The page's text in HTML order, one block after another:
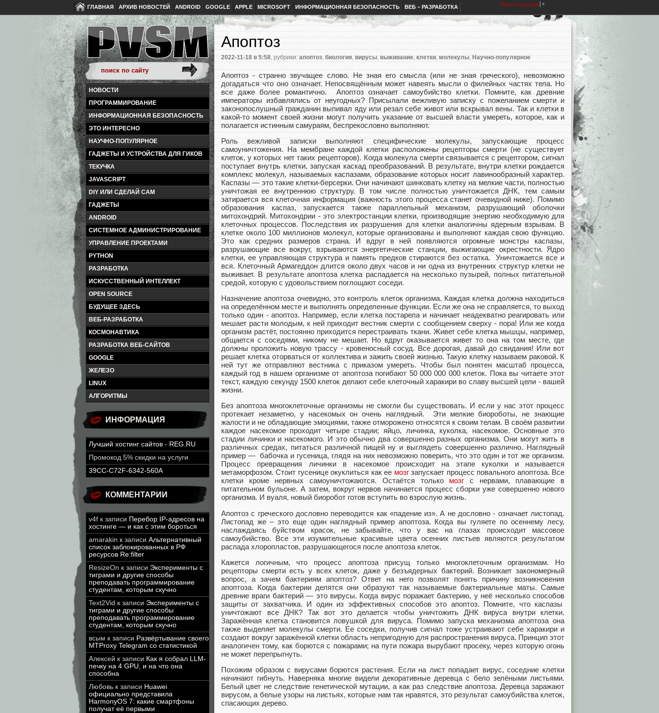
ГЛАВНАЯ АРХИВ НОВОСТЕЙ ANDROID GOOGLE APPLE MICROSOFT ИНФОРМАЦИОННАЯ БЕЗОПАСНОСТЬ ВЕБ – РАЗРАБОТКА Select Language ▼
НОВОСТИ
ПРОГРАММИРОВАНИЕ
ИНФОРМАЦИОННАЯ БЕЗОПАСНОСТЬ
ЭТО ИНТЕРЕСНО
НАУЧНО-ПОПУЛЯРНОЕ
ГАДЖЕТЫ И УСТРОЙСТВА ДЛЯ ГИКОВ
ТЕКУЧКА
JAVASCRIPT
DIY ИЛИ СДЕЛАЙ САМ
ГАДЖЕТЫ
ANDROID
СИСТЕМНОЕ АДМИНИСТРИРОВАНИЕ
УПРАВЛЕНИЕ ПРОЕКТАМИ
PYTHON
РАЗРАБОТКА
ИСКУССТВЕННЫЙ ИНТЕЛЛЕКТ
OPEN SOURCE
БУДУЩЕЕ ЗДЕСЬ
ВЕБ-РАЗРАБОТКА
КОСМОНАВТИКА
РАЗРАБОТКА ВЕБ-САЙТОВ
GOOGLE
ЖЕЛЕЗО
LINUX
АЛГОРИТМЫ
ИНФОРМАЦИЯ
Лучший хостинг сайтов - REG.RU
Промокод 5% скидки на услуги
39CC-C72F-6342-560A
КОММЕНТАРИИ
v4f к записи Перебор IP-адресов на
хостинге — и как с этим бороться
amarakin к записи Альтернативный
список заблокированных в РФ
ресурсов Re:filter
ResizeOn к записи Эксперименты с
тиграми и другие способы
преподавать программирование
студентам, которым скучно
Text2Vid к записи Эксперименты с
тиграми и другие способы
преподавать программирование
студентам, которым скучно
всым к записи Развёртывание своего
MTProxy Telegram со статистикой
Алексей к записи Как я собрал LLM-
печку на 4 GPU, и на что она
способна
Любовь к записи Huawei
официально представила
HarmonyOS 7: какие смартфоны
получат её первыми
Апоптоз
2022-11-18 в 5:58, рубрики: апоптоз, биология, вирусы, выживание, клетки, молекулы, Научно-популярное
Апоптоз - странно звучащее слово. Не зная его смысла (или не зная греческого), невозможно
догадаться что оно означает. Непосвящённым может навеять мысли о филейных частях тела. Но
все даже более романтично. Апоптоз означает самоубийство клетки. Помните, как древние
императоры избавлялись от неугодных? Присылали вежливую записку с пожеланием смерти и
законопослушный гражданин выпивал яду или резал себе живот или вскрывал вены. Так и клетки в
какой-то момент своей жизни могут получить указание от высшей власти умереть, которое, как и
полагается истинным самураям, беспрекословно выполняют.
Роль вежливой записки выполняют специфические молекулы, запускающие процесс
самоуничтожения. На мембране каждой клетки расположены рецепторы смерти (не существует
клеток, у которых нет таких рецепторов). Когда молекула смерти связывается с рецептором, сигнал
поступает внутрь клетки, запуская каскад преобразований. В результате, внутри клетки рождается
комплекс молекул, называемых каспазами, образование которых носит лавинообразный характер.
Каспазы — это такие клетки-берсерки. Они начинают шинковать клетку на мелкие части, полностью
уничтожая ее внутреннюю структуру. В том числе полностью уничтожается ДНК, тем самым
затирается вся клеточная информация (важность этого процесса станет очевидной ниже). Помимо
образования каспаз, запускается также параллельный механизм, разрушающий оболочки
митохондрий. Митохондрии - это электростанции клетки, производящие энергию необходимую для
клеточных процессов. Последствия их разрушения для клетки аналогичны ядерным взрывам. В
клетке около 100 миллионов молекул, которые организованы и выполняют каждая свою функцию.
Это как средних размеров страна. И вдруг в ней появляются огромные монстры каспазы,
разрушающие все вокруг, взрываются энергетические станции, выжигающие окрестности. Ядро
клетки, ее управляющая структура и память предков стираются без остатка. Уничтожается все и
вся. Клеточный Армагеддон длится около двух часов и ни одна из внутренних структур клетки не
выживает. В результате апоптоза клетка распадается на несколько пузырей, полных питательной
средой, которую с удовольствием поглощают соседи.
Назначение апоптоза очевидно, это контроль клеток организма. Каждая клетка должна находиться
на определённом месте и выполнять определенные функции. Если же она не справляется, то выход
только один - апоптоз. Например, если клетка постарела и начинает неадекватно реагировать или
мешает расти молодым, к ней приходит вестник смерти с сообщением сверху - пора! Или же когда
организм растёт, постоянно приходится перестраивать ткани. Живет себе клетка мышцы, например,
общается с соседями, никому не мешает. Но вдруг оказывается живет то она на том месте, где
должны проложить новую трассу - кровеносный сосуд. Все дорогая, давай до свидания! Или вот
решает клетка оторваться от коллектива и зажить своей жизнью. Такую клетку называем раковой. К
ней тут же отправляют вестника с приказом умереть. Чтобы был понятен масштаб процесса,
каждый год в нашем организме от апоптоза погибают 50 000 000 000 клеток. Пока вы читаете этот
текст, каждую секунду 1500 клеток делают себе клеточный харакири во славу высшей цели - вашей
жизни.
Без апоптоза многоклеточные организмы не смогли бы существовать. И если у нас этот процесс
протекает незаметно, у насекомых он очень наглядный. Эти мелкие биороботы, не знающие
жалости и не обладающие эмоциями, также отморожено относятся к своим телам. В своём развитии
каждое насекомое проходит четыре стадии; яйцо, личинка, куколка, насекомое. Основные это
стадии личинки и насекомого. И это обычно два совершенно разных организма. Они могут жить в
различных средах, питаться различной пищей ну и выглядеть совершенно различно. Наглядный
пример — бабочка и гусеница, глядя на них невозможно поверить, что это один и тот же организм.
Процесс превращения личинки в насекомое происходит на этапе куколки и называется
метаморфозом. Стоит гусенице окуклиться как ее мозгзапускает процесс повального апоптоза. Все
клетки кроме нервных самоуничтожаются. Остаётся только мозг с нервами, плавающие в
питательном бульоне. А затем, вокруг нервов начинается процесс сборки уже совершенно нового
организма. И вуаля, новый биоробот готов вступить во взрослую жизнь.
Апоптоз с греческого дословно переводится как «падение из». А не дословно - означает листопад.
Листопад же – это еще один наглядный пример апоптоза. Когда вы гуляете по осеннему лесу,
наслаждаясь буйством красок, не забывайте, что у вас на глазах происходит массовое
самоубийство. Все эти изумительные красивые цвета осенних листьев являются результатом
распада хлоропластов, разрушающегося после апоптоза клеток.
Кажется логичным, что процесс апоптоза присущ только многоклеточным организмам. Но
рецепторы смерти есть у всех клеток, даже у безъядерных бактерий. Возникает закономерный
вопрос, а зачем бактериям апоптоз? Ответ на него позволят понять причину возникновения
апоптоза. Когда бактерии делятся они образуют так называемые бактериальные маты. Самые
древние враги бактерий — это вирусы. Когда вирус поражает бактерию, у неё несколько способов
защиты от захватчика. И один из эффективных способов это апоптоз. Помните, что каспазы
уничтожают все ДНК? Так вот это делается чтобы уничтожить ДНК вируса внутри клетки.
Заражённая клетка становится ловушкой для вируса. Помимо запуска механизма апоптоза она
также выделяет молекулы смерти. Ее соседки, получив сигнал тоже устраивают себе харакири и
создают вокруг заражённой клетки область непригодную для распространения вируса. Принцип этот
аналогичен тому, как борются с пожарами; на пути пожара вырубают просеку, через которую огонь
не может перепрыгнуть.
Похожим образом с вирусами борются растения. Если на лист попадает вирус, соседние клетки
начинают гибнуть. Наверняка многие видели декоративные деревца с бело зелёными листьями.
Белый цвет не следствие генетической мутации, а как раз следствие апоптоза. Деревца заражают
вирусом, а белые узоры на листьях, которые нам так нравятся, это результат самоубийства клеток,
спасающих дерево.